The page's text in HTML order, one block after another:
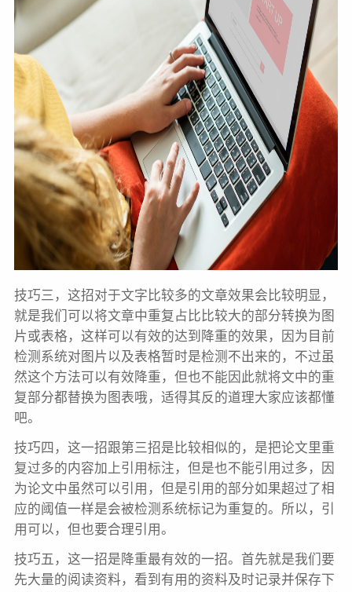
技巧三，这招对于文字比较多的文章效果会比较明显，
就是我们可以将文章中重复占比比较大的部分转换为图
片或表格，这样可以有效的达到降重的效果，因为目前
检测系统对图片以及表格暂时是检测不出来的，不过虽
然这个方法可以有效降重，但也不能因此就将文中的重
复部分都替换为图表哦，适得其反的道理大家应该都懂
吧。
技巧四，这一招跟第三招是比较相似的，是把论文里重
复过多的内容加上引用标注，但是也不能引用过多，因
为论文中虽然可以引用，但是引用的部分如果超过了相
应的阈值一样是会被检测系统标记为重复的。所以，引
用可以，但也要合理引用。
技巧五，这一招是降重最有效的一招。首先就是我们要
先大量的阅读资料，看到有用的资料及时记录并保存下